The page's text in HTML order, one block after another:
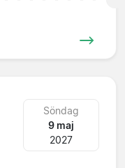
Söndag
9 maj
2027